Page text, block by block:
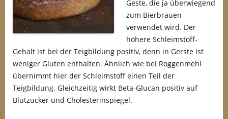
Geste, die ja überwiegend
zum Bierbrauen
verwendet wird. Der
höhere Schleimstoff-
Gehalt ist bei der Teigbildung positiv, denn in Gerste ist
weniger Gluten enthalten. Ähnlich wie bei Roggenmehl
übernimmt hier der Schleimstoff einen Teil der
Teigbildung. Gleichzeitig wirkt Beta-Glucan positiv auf
Blutzucker und Cholesterinspiegel.